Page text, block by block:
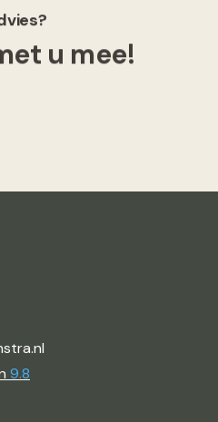
u mee!
9.8